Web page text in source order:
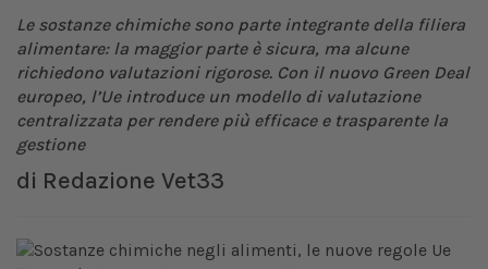
Le sostanze chimiche sono parte integrante della filiera
alimentare: la maggior parte è sicura, ma alcune
richiedono valutazioni rigorose. Con il nuovo Green Deal
europeo, l’Ue introduce un modello di valutazione
centralizzata per rendere più efficace e trasparente la
gestione
di Redazione Vet33